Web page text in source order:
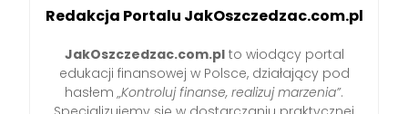
Redakcja Portalu JakOszczedzac.com.pl
JakOszczedzac.com.plto wiodący portal
edukacji finansowej w Polsce, działający pod
hasłem „Kontroluj finanse, realizuj marzenia”.